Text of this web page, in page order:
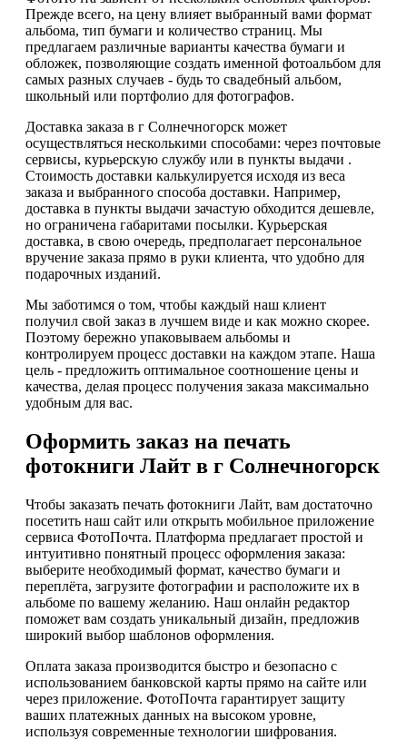
Прежде всего, на цену влияет выбранный вами формат
альбома, тип бумаги и количество страниц. Мы
предлагаем различные варианты качества бумаги и
обложек, позволяющие создать именной фотоальбом для
самых разных случаев - будь то свадебный альбом,
школьный или портфолио для фотографов.
Доставка заказа в г Солнечногорск может
осуществляться несколькими способами: через почтовые
сервисы, курьерскую службу или в пункты выдачи .
Стоимость доставки калькулируется исходя из веса
заказа и выбранного способа доставки. Например,
доставка в пункты выдачи зачастую обходится дешевле,
но ограничена габаритами посылки. Курьерская
доставка, в свою очередь, предполагает персональное
вручение заказа прямо в руки клиента, что удобно для
подарочных изданий.
Мы заботимся о том, чтобы каждый наш клиент
получил свой заказ в лучшем виде и как можно скорее.
Поэтому бережно упаковываем альбомы и
контролируем процесс доставки на каждом этапе. Наша
цель - предложить оптимальное соотношение цены и
качества, делая процесс получения заказа максимально
удобным для вас.
Оформить заказ на печать
фотокниги Лайт в г Солнечногорск
Чтобы заказать печать фотокниги Лайт, вам достаточно
посетить наш сайт или открыть мобильное приложение
сервиса ФотоПочта. Платформа предлагает простой и
интуитивно понятный процесс оформления заказа:
выберите необходимый формат, качество бумаги и
переплёта, загрузите фотографии и расположите их в
альбоме по вашему желанию. Наш онлайн редактор
поможет вам создать уникальный дизайн, предложив
широкий выбор шаблонов оформления.
Оплата заказа производится быстро и безопасно с
использованием банковской карты прямо на сайте или
через приложение. ФотоПочта гарантирует защиту
ваших платежных данных на высоком уровне,
используя современные технологии шифрования.